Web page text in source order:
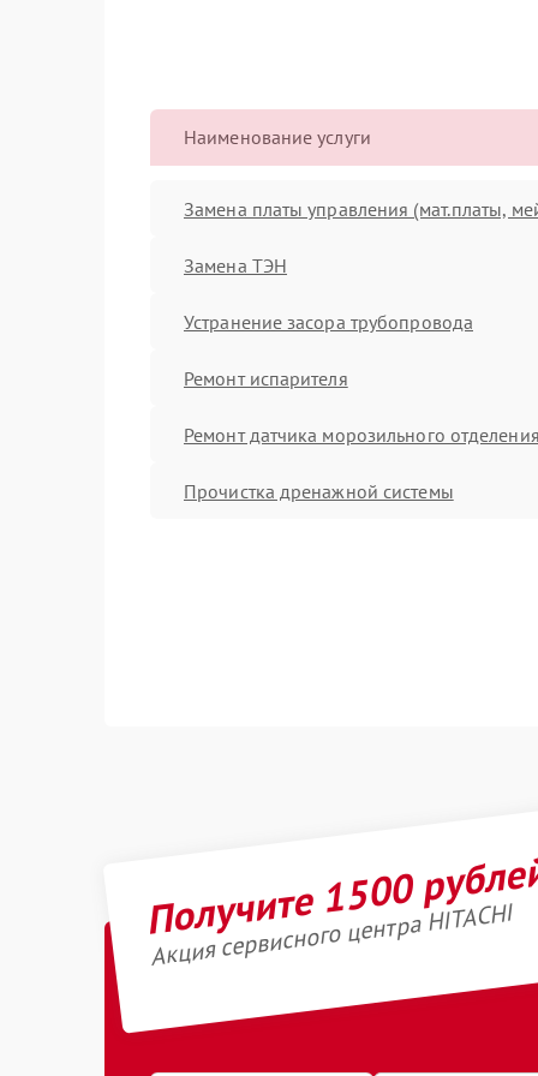
Наименование услуги
Замена платы управления (мат.платы,
Замена ТЭН
Устранение засора трубопровода
Ремонт испарителя
Ремонт датчика морозильного отделения
Прочистка дренажной системы
Получите 1500
Акция сервисного центра HITACHI